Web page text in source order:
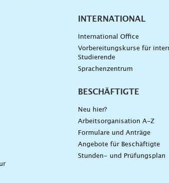
INTERNATIONAL
International Office
Vorbereitungskurse für
Studierende
Sprachenzentrum
BESCHÄFTIGTE
Neu hier?
Arbeitsorganisation A-Z
Formulare und Anträge
Angebote für Beschäftigte
Stunden- und Prüfungsplan